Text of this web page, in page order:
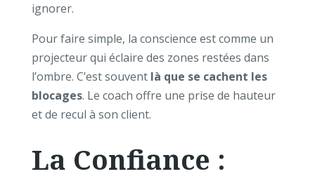
ignorer.
Pour faire simple, la conscience est comme un
projecteur qui éclaire des zones restées dans
l’ombre. C’est souvent là que se cachent les
blocages. Le coach offre une prise de hauteur
et de recul à son client.
La Confiance :